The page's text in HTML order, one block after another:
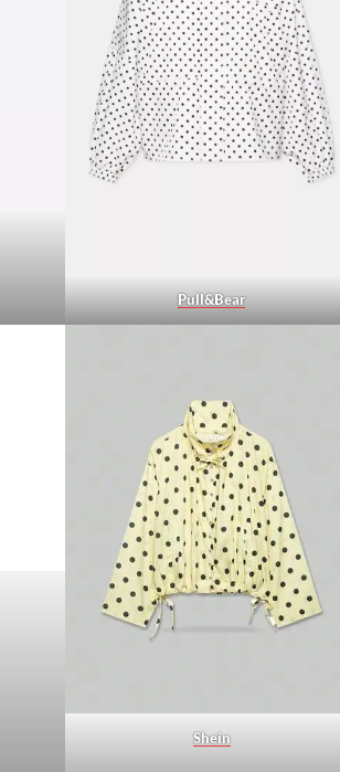
Pull&Bear
Shein